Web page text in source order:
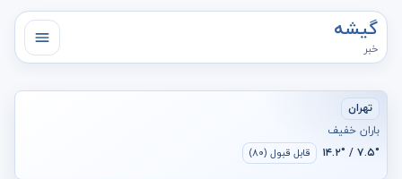
گیشه
خبر
تهران
باران خفیف
۷.۵° / ۱۴.۲° قابل قبول (۸۰)